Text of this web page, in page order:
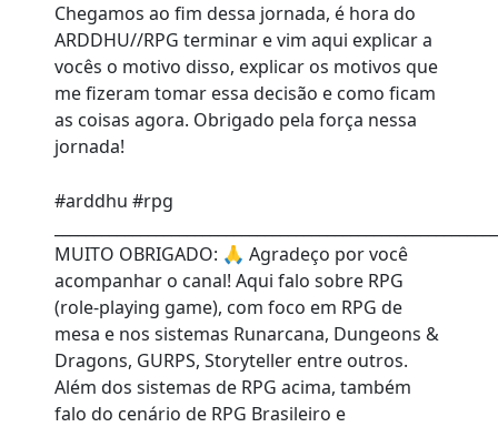
Chegamos ao fim dessa jornada, é hora do
ARDDHU//RPG terminar e vim aqui explicar a
vocês o motivo disso, explicar os motivos que
me fizeram tomar essa decisão e como ficam
as coisas agora. Obrigado pela força nessa
jornada!
#arddhu #rpg
MUITO OBRIGADO: 🙏 Agradeço por você
acompanhar o canal! Aqui falo sobre RPG
(role-playing game), com foco em RPG de
mesa e nos sistemas Runarcana, Dungeons &
Dragons, GURPS, Storyteller entre outros.
Além dos sistemas de RPG acima, também
falo do cenário de RPG Brasileiro e